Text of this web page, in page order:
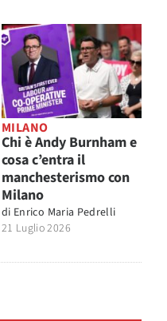
MILANO
Chi è Andy Burnham e
cosa c’entra il
manchesterismo con
Milano
di Enrico Maria Pedrelli
21 Luglio 2026